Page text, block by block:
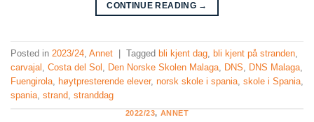
CONTINUE READING →
Posted in 2023/24 Annet Tagged bli kjent dag bli kjent på stranden
carvajal
Costa del Sol Den Norske Skolen Malaga DNS DNS Malaga
Fuengirola
høytpresterende elever, norsk skole i spania skole i Spania
spania strand stranddag
2022/23, ANNET